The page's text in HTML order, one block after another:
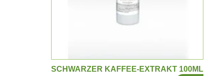
SCHWARZER KAFFEE-EXTRAKT 100ML